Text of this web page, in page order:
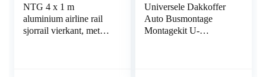
NTG 4 x 1 m
aluminium airline rail
sjorrail vierkant, met
Universele Dakkoffer
Auto Busmontage
Montagekit U-